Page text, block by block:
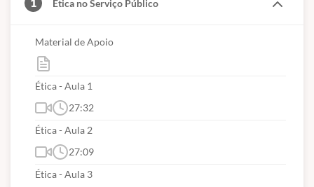
Ética no Serviço Público
Material de Apoio
Ética - Aula 1
27:32
Ética - Aula 2
27:09
Ética - Aula 3